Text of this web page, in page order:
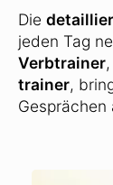
Die
jeden Tag
Verbtrainer,
trainer,
Gesprächen